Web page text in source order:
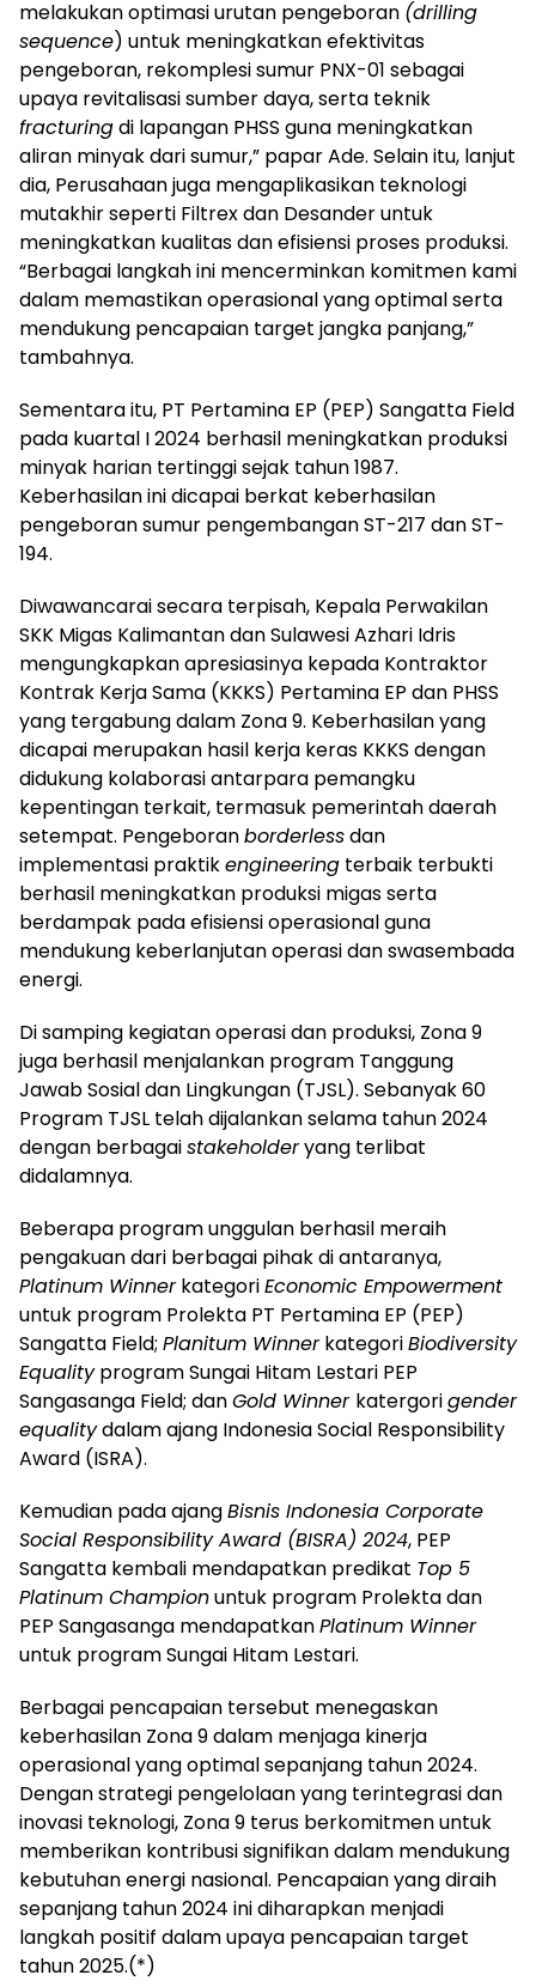
melakukan optimasi urutan pengeboran (drilling
sequence) untuk meningkatkan efektivitas
pengeboran, rekomplesi sumur PNX-01 sebagai
upaya revitalisasi sumber daya, serta teknik
fracturingdi lapangan PHSS guna meningkatkan
aliran minyak dari sumur,” papar Ade. Selain itu, lanjut
dia, Perusahaan juga mengaplikasikan teknologi
mutakhir seperti Filtrex dan Desander untuk
meningkatkan kualitas dan efisiensi proses produksi.
“Berbagai langkah ini mencerminkan komitmen kami
dalam memastikan operasional yang optimal serta
mendukung pencapaian target jangka panjang,”
tambahnya.
Sementara itu, PT Pertamina EP (PEP) Sangatta Field
pada kuartal I 2024 berhasil meningkatkan produksi
minyak harian tertinggi sejak tahun 1987.
Keberhasilan ini dicapai berkat keberhasilan
pengeboran sumur pengembangan ST-217 dan ST-
194.
Diwawancarai secara terpisah, Kepala Perwakilan
SKK Migas Kalimantan dan Sulawesi Azhari Idris
mengungkapkan apresiasinya kepada Kontraktor
Kontrak Kerja Sama (KKKS) Pertamina EP dan PHSS
yang tergabung dalam Zona 9. Keberhasilan yang
dicapai merupakan hasil kerja keras KKKS dengan
didukung kolaborasi antarpara pemangku
kepentingan terkait, termasuk pemerintah daerah
setempat. Pengeboranborderlessdan
implementasi praktikengineering terbaik terbukti
berhasil meningkatkan produksi migas serta
berdampak pada efisiensi operasional guna
mendukung keberlanjutan operasi dan swasembada
energi.
Di samping kegiatan operasi dan produksi, Zona 9
juga berhasil menjalankan program Tanggung
Jawab Sosial dan Lingkungan (TJSL). Sebanyak 60
Program TJSL telah dijalankan selama tahun 2024
dengan berbagaistakeholderyang terlibat
didalamnya.
Beberapa program unggulan berhasil meraih
pengakuan dari berbagai pihak di antaranya,
Platinum WinnerkategoriEconomic Empowerment
untuk program Prolekta PT Pertamina EP (PEP)
Sangatta Field; Planitum WinnerkategoriBiodiversity
Equalityprogram Sungai Hitam Lestari PEP
Sangasanga Field; danGold Winner katergorigender
equalitydalam ajang Indonesia Social Responsibility
Award (ISRA).
Kemudian pada ajangBisnis Indonesia Corporate
Social Responsibility Award (BISRA) 2024, PEP
Sangatta kembali mendapatkan predikat Top 5
Platinum Championuntuk program Prolekta dan
PEP Sangasanga mendapatkanPlatinum Winner
untuk program Sungai Hitam Lestari.
Berbagai pencapaian tersebut menegaskan
keberhasilan Zona 9 dalam menjaga kinerja
operasional yang optimal sepanjang tahun 2024.
Dengan strategi pengelolaan yang terintegrasi dan
inovasi teknologi, Zona 9 terus berkomitmen untuk
memberikan kontribusi signifikan dalam mendukung
kebutuhan energi nasional. Pencapaian yang diraih
sepanjang tahun 2024 ini diharapkan menjadi
langkah positif dalam upaya pencapaian target
tahun 2025.(*)